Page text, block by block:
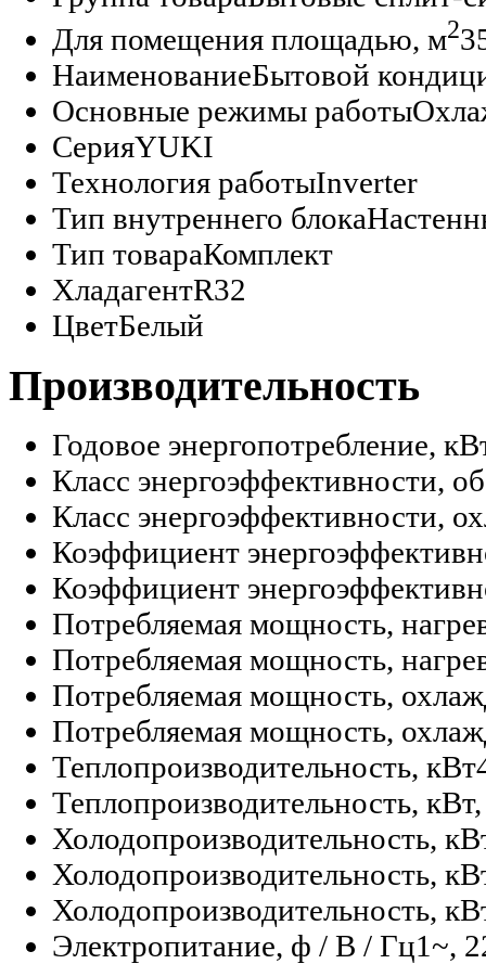
Для помещения площадью, м2
НаименованиеБытовой
Основные режимы работы
СерияYUKI
Технология работыInverter
Тип внутреннего блока
Тип товараКомплект
ХладагентR32
ЦветБелый
Производительность
Годовое энергопотребление,
Класс энергоэффективности,
Класс энергоэффективности,
Коэффициент
Коэффициент
Потребляемая мощность,
Потребляемая мощность,
Потребляемая мощность,
Потребляемая мощность,
Теплопроизводительность, кВт
Теплопроизводительность,
Холодопроизводительность,
Холодопроизводительность,
Холодопроизводительность,
Электропитание, ф / В / Гц1~,